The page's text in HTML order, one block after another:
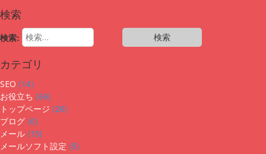
検索
検索:
カテゴリ
SEO (14)
お役立ち (66)
トップページ (26)
ブログ (6)
メール (15)
メールソフト設定 (5)